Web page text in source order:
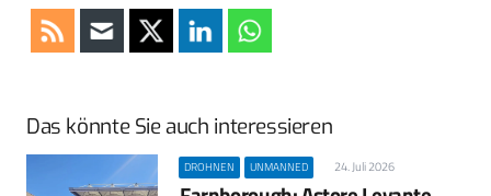
Das könnte Sie auch interessieren
DROHNEN UNMANNED 24. Juli 2026